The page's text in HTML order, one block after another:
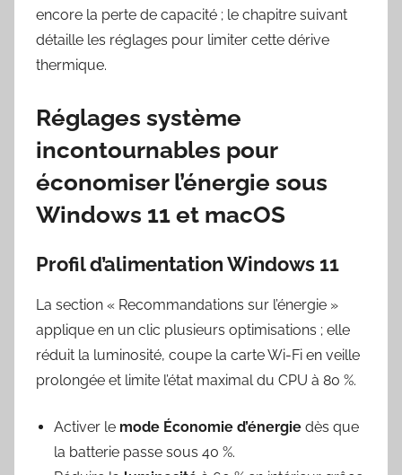
encore la perte de capacité ; le chapitre suivant
détaille les réglages pour limiter cette dérive
thermique.
Réglages système
incontournables pour
économiser l’énergie sous
Windows 11 et macOS
Profil d’alimentation Windows 11
La section « Recommandations sur l’énergie »
applique en un clic plusieurs optimisations ; elle
réduit la luminosité, coupe la carte Wi-Fi en veille
prolongée et limite l’état maximal du CPU à 80 %.
Activer le mode Économie d’énergie dès que
la batterie passe sous 40 %.